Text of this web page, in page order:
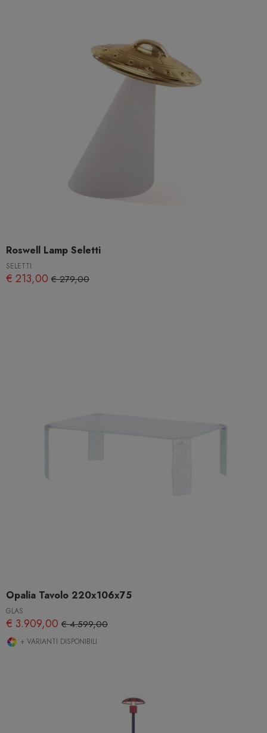
Roswell Lamp Seletti
SELETTI
€ 213,00 € 279,00
Opalia Tavolo 220x106x75
GLAS
€ 3.909,00 € 4.599,00
+ VARIANTI DISPONIBILI